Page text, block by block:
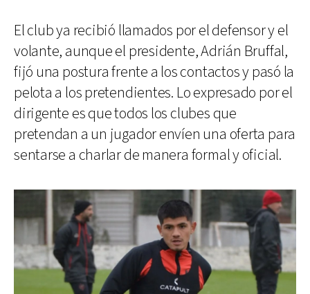
El club ya recibió llamados por el defensor y el
volante, aunque el presidente, Adrián Bruffal,
fijó una postura frente a los contactos y pasó la
pelota a los pretendientes. Lo expresado por el
dirigente es que todos los clubes que
pretendan a un jugador envíen una oferta para
sentarse a charlar de manera formal y oficial.